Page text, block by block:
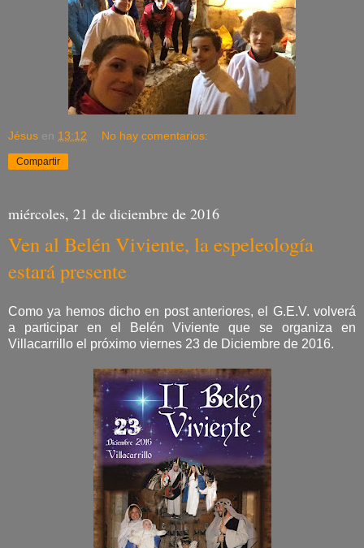
Jésus en 13:12 No hay comentarios:
Compartir
miércoles, 21 de diciembre de 2016
Ven al Belén Viviente, la espeleología
estará presente
Como ya hemos dicho en post anteriores, el G.E.V. volverá
a participar en el Belén Viviente que se organiza en
Villacarrillo el próximo viernes 23 de Diciembre de 2016.